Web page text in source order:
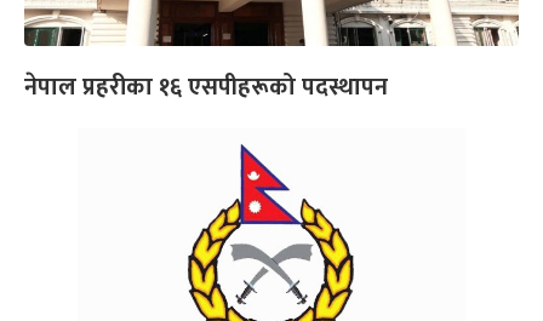
नेपाल प्रहरीका १६ एसपीहरूको पदस्थापन